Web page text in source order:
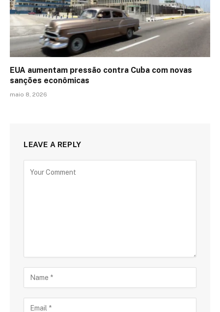
EUA aumentam pressão contra Cuba com novas
sanções econômicas
maio 8, 2026
LEAVE A REPLY